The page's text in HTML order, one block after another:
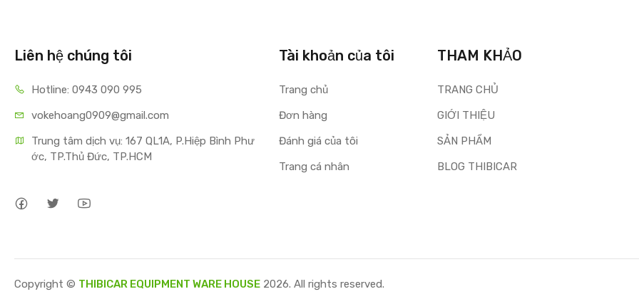
Liên hệ chúng tôi
Hotline: 0943 090 995
vokehoang0909@gmail.com
Trung tâm dịch vụ: 167 QL1A, P.Hiệp Bình Phư
ớc, TP.Thủ Đức, TP.HCM
Tài khoản của tôi
Trang chủ
Đơn hàng
Đánh giá của tôi
Trang cá nhân
THAM KHẢO
TRANG CHỦ
GIỚI THIỆU
SẢN PHẨM
BLOG THIBICAR
Copyright © THIBICAR EQUIPMENT WARE HOUSE 2026. All rights reserved.